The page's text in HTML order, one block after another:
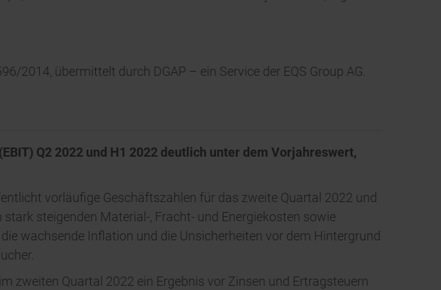
2014, übermittelt durch DGAP – ein Service der EQS Group AG.
Q2 2022 und H1 2022 deutlich unter dem Vorjahreswert,
vorläufige Geschäftszahlen für das zweite Quartal 2022 und
steigenden Material-, Fracht- und Energiekosten sowie
wachsende Inflation und die Unsicherheiten vor dem Hintergrund
zweiten Quartal 2022 ein Ergebnis vor Zinsen und Ertragsteuern